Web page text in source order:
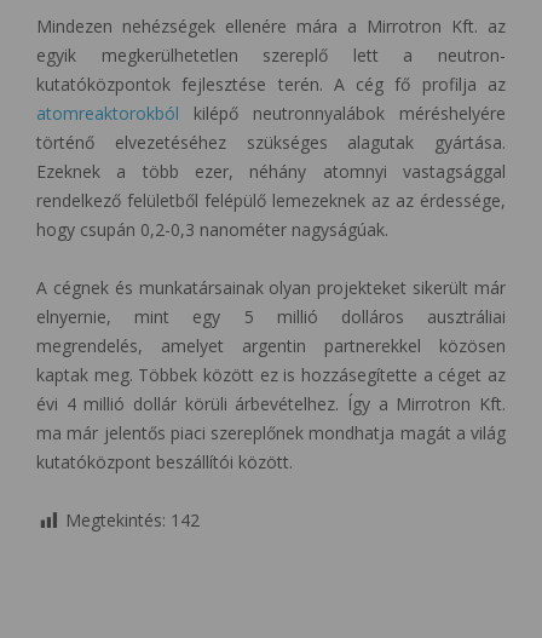
Mindezen nehézségek ellenére mára a Mirrotron Kft. az
egyik megkerülhetetlen szereplő lett a neutron-
kutatóközpontok fejlesztése terén. A cég fő profilja az
atomreaktorokból kilépő neutronnyalábok méréshelyére
történő elvezetéséhez szükséges alagutak gyártása.
Ezeknek a több ezer, néhány atomnyi vastagsággal
rendelkező felületből felépülő lemezeknek az az érdessége,
hogy csupán 0,2-0,3 nanométer nagyságúak.
A cégnek és munkatársainak olyan projekteket sikerült már
elnyernie, mint egy 5 millió dolláros ausztráliai
megrendelés, amelyet argentin partnerekkel közösen
kaptak meg. Többek között ez is hozzásegítette a céget az
évi 4 millió dollár körüli árbevételhez. Így a Mirrotron Kft.
ma már jelentős piaci­ szereplőnek mondhatja magát a világ
kutatóközpont beszállítói között.
Megtekintés: 142